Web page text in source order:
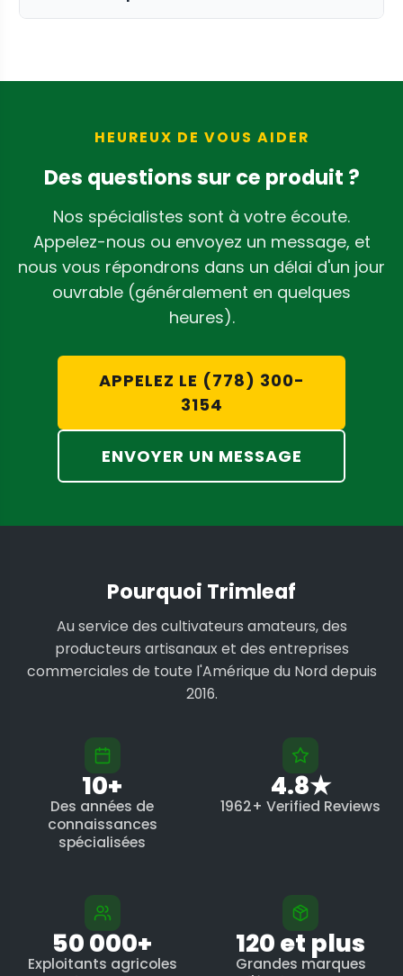
Silver Bullet et Tabletop.
écrous, des rondelles et des vis de
vendues séparément.
HEUREUX DE VOUS AIDER
Des questions sur ce produit ?
Nos spécialistes sont à votre écoute.
Appelez-nous ou envoyez un message, et
nous vous répondrons dans un délai d'un jour
ouvrable (généralement en quelques
heures).
APPELEZ LE (778) 300-
3154
ENVOYER UN MESSAGE
Pourquoi Trimleaf
Au service des cultivateurs amateurs, des
producteurs artisanaux et des entreprises
commerciales de toute l'Amérique du Nord depuis
2016.
10+
Des années de
connaissances
spécialisées
4.8★
1962+ Verified Reviews
50 000+
Exploitants agricoles
120 et plus
Grandes marques